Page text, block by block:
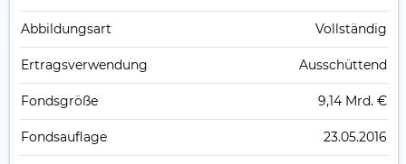
Abbildungs­art Vollständig
Ertrags­verwendung Ausschüttend
Fonds­größe 9,14 Mrd. €
Fonds­auflage 23.05.2016